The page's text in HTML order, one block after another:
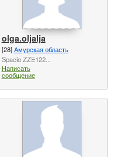
olga.oljalja
[28]Амурская область
Spacio ZZE122...
Написать
сообщение